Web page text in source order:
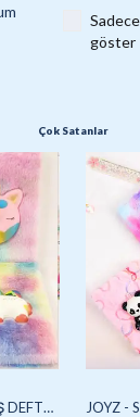
göster
Çok Satanlar
JOYZ - SQUISHYLİ PELUŞ DEFTER A5 (UNICORN2)-4/S